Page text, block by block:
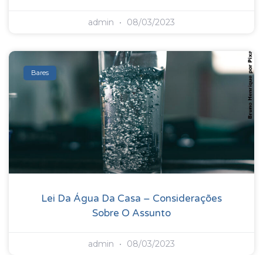
admin 08/03/2023
Bares
Lei Da Água Da Casa – Considerações
Sobre O Assunto
admin 08/03/2023